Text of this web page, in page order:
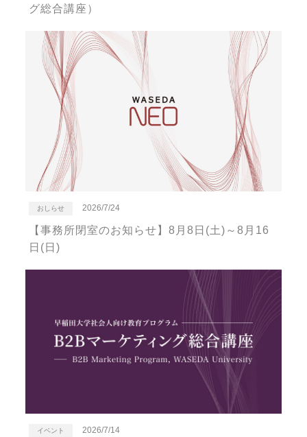
グ総合講座）
おしらせ 2026/7/24
【事務所閉室のお知らせ】8月8日(土)～8月16
日(日)
イベント 2026/7/14